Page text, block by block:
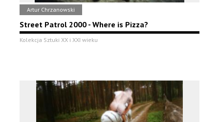
Artur Chrzanowski
Street Patrol 2000 - Where is Pizza?
Kolekcja Sztuki XX i XXI wieku